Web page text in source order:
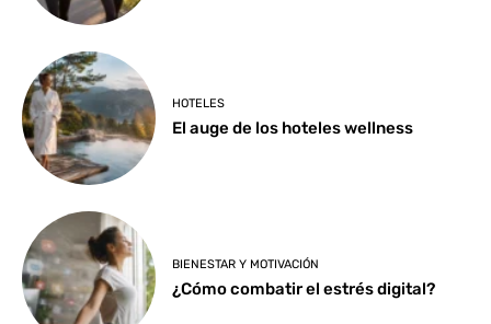
HOTELES
El auge de los hoteles wellness
BIENESTAR Y MOTIVACIÓN
¿Cómo combatir el estrés digital?